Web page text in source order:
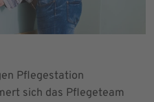
Pflegestation
sich das Pflegeteam